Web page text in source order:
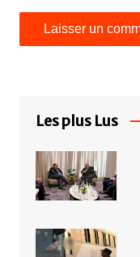
Les plus Lus